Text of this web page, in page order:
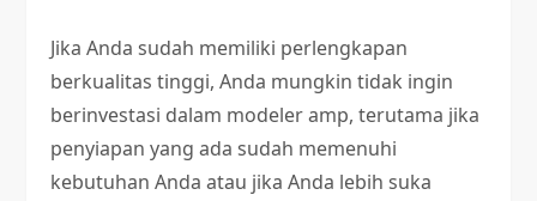
Jika Anda sudah memiliki perlengkapan
berkualitas tinggi, Anda mungkin tidak ingin
berinvestasi dalam modeler amp, terutama jika
penyiapan yang ada sudah memenuhi
kebutuhan Anda atau jika Anda lebih suka